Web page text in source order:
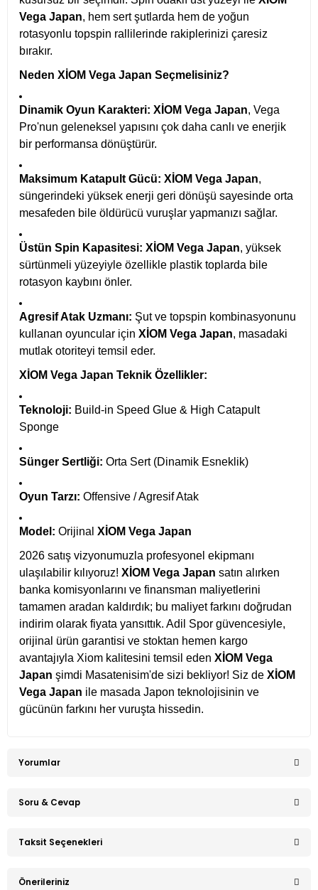
Vega Japan, hem sert şutlarda hem de yoğun
rotasyonlu topspin rallilerinde rakiplerinizi çaresiz
bırakır.
Neden XİOM Vega Japan Seçmelisiniz?
Dinamik Oyun Karakteri: XİOM Vega Japan, Vega
Pro'nun geleneksel yapısını çok daha canlı ve enerjik
bir performansa dönüştürür.
Maksimum Katapult Gücü: XİOM Vega Japan,
süngerindeki yüksek enerji geri dönüşü sayesinde orta
mesafeden bile öldürücü vuruşlar yapmanızı sağlar.
Üstün Spin Kapasitesi: XİOM Vega Japan, yüksek
sürtünmeli yüzeyiyle özellikle plastik toplarda bile
rotasyon kaybını önler.
Agresif Atak Uzmanı: Şut ve topspin kombinasyonunu
kullanan oyuncular için XİOM Vega Japan, masadaki
mutlak otoriteyi temsil eder.
XİOM Vega Japan Teknik Özellikler:
Teknoloji: Build-in Speed Glue & High Catapult
Sponge
Sünger Sertliği: Orta Sert (Dinamik Esneklik)
Oyun Tarzı: Offensive / Agresif Atak
Model: Orijinal XİOM Vega Japan
2026 satış vizyonumuzla profesyonel ekipmanı
ulaşılabilir kılıyoruz! XİOM Vega Japan satın alırken
banka komisyonlarını ve finansman maliyetlerini
tamamen aradan kaldırdık; bu maliyet farkını doğrudan
indirim olarak fiyata yansıttık. Adil Spor güvencesiyle,
orijinal ürün garantisi ve stoktan hemen kargo
avantajıyla Xiom kalitesini temsil eden XİOM Vega
Japan şimdi Masatenisim'de sizi bekliyor! Siz de XİOM
Vega Japan ile masada Japon teknolojisinin ve
gücünün farkını her vuruşta hissedin.
Yorumlar
Soru & Cevap
Taksit Seçenekleri
Önerileriniz